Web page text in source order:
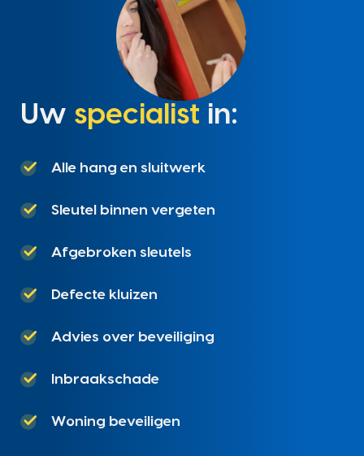
Uw specialist in:
Alle hang en sluitwerk
Sleutel binnen vergeten
Afgebroken sleutels
Defecte kluizen
Advies over beveiliging
Inbraakschade
Woning beveiligen